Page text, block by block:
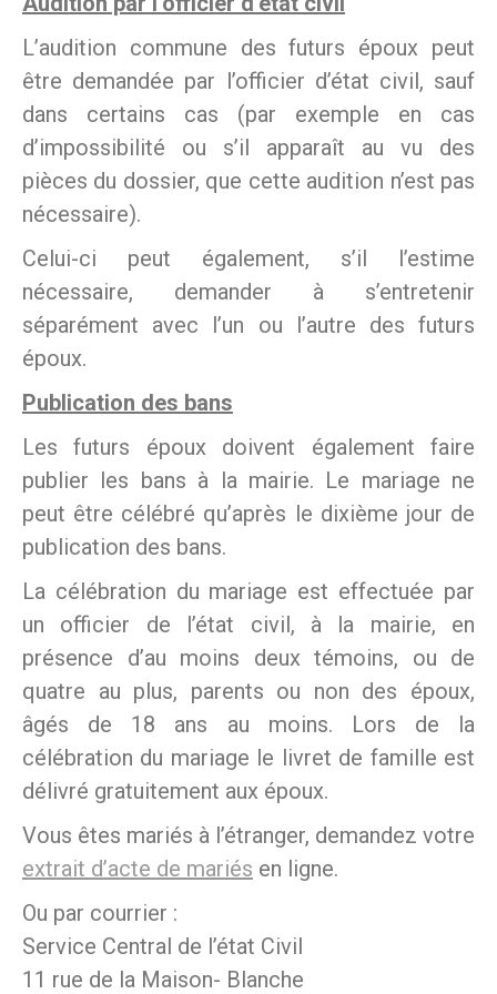
L’audition commune des futurs époux peut
être demandée par l’officier d’état civil, sauf
dans certains cas (par exemple en cas
d’impossibilité ou s’il apparaît au vu des
pièces du dossier, que cette audition n’est pas
nécessaire).
Celui-ci peut également, s’il l’estime
nécessaire, demander à s’entretenir
séparément avec l’un ou l’autre des futurs
époux.
Publication des bans
Les futurs époux doivent également faire
publier les bans à la mairie. Le mariage ne
peut être célébré qu’après le dixième jour de
publication des bans.
La célébration du mariage est effectuée par
un officier de l’état civil, à la mairie, en
présence d’au moins deux témoins, ou de
quatre au plus, parents ou non des époux,
âgés de 18 ans au moins. Lors de la
célébration du mariage le livret de famille est
délivré gratuitement aux époux.
Vous êtes mariés à l’étranger, demandez votre
extrait d’acte de mariés en ligne.
Ou par courrier :
Service Central de l’état Civil
11 rue de la Maison- Blanche